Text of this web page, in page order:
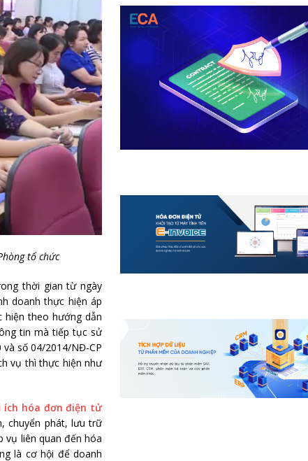
tổ chức
thời gian từ ngày
doanh thực hiện áp
theo hướng dẫn
tin mà tiếp tục sử
số 04/2014/NĐ-CP
vụ thì thực hiện như
ích hóa đơn điện tử
chuyển phát, lưu trữ
vụ liên quan đến hóa
là cơ hội để doanh